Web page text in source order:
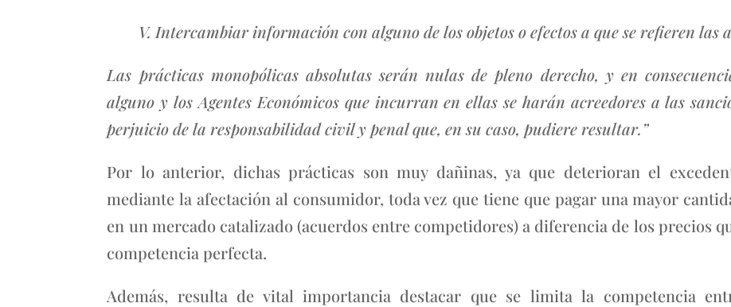
V. Intercambiar información con alguno de los objetos o efectos a que se refieren las
Las prácticas monopólicas absolutas serán nulas de pleno derecho, y en
alguno y los Agentes Económicos que incurran en ellas se harán acreedores a las
perjuicio de la responsabilidad civil y penal que, en su caso, pudiere resultar.”
Por lo anterior, dichas prácticas son muy dañinas, ya que deterioran el
mediante la afectación al consumidor, toda vez que tiene que pagar una mayor
en un mercado catalizado (acuerdos entre competidores) a diferencia de los precios
competencia perfecta.
Además, resulta de vital importancia destacar que se limita la competencia